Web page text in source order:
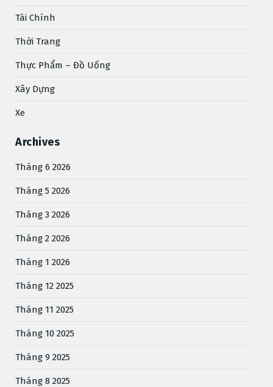
Tài Chính
Thời Trang
Thực Phẩm – Đồ Uống
Xây Dựng
Xe
Archives
Tháng 6 2026
Tháng 5 2026
Tháng 3 2026
Tháng 2 2026
Tháng 1 2026
Tháng 12 2025
Tháng 11 2025
Tháng 10 2025
Tháng 9 2025
Tháng 8 2025